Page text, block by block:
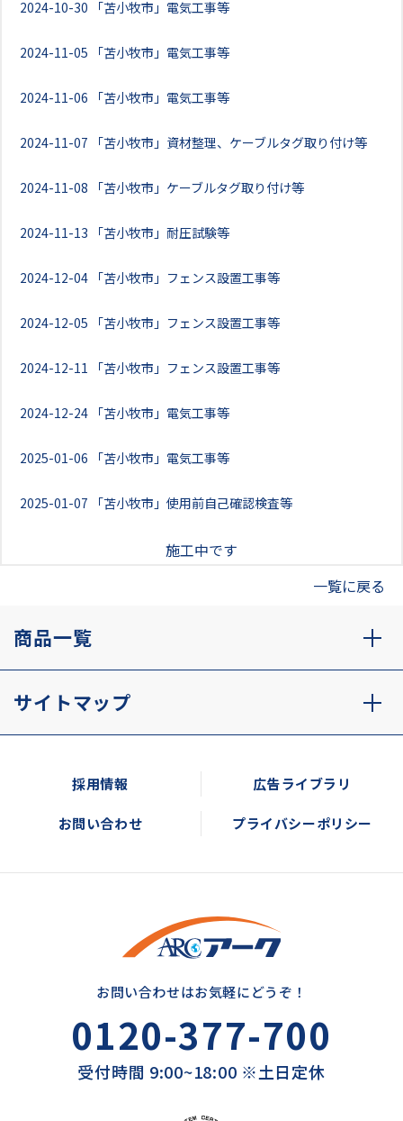
2024-10-30 「苫小牧市」電気工事等
2024-11-05 「苫小牧市」電気工事等
2024-11-06 「苫小牧市」電気工事等
2024-11-07 「苫小牧市」資材整理、ケーブルタグ取り付け等
2024-11-08 「苫小牧市」ケーブルタグ取り付け等
2024-11-13 「苫小牧市」耐圧試験等
2024-12-04 「苫小牧市」フェンス設置工事等
2024-12-05 「苫小牧市」フェンス設置工事等
2024-12-11 「苫小牧市」フェンス設置工事等
2024-12-24 「苫小牧市」電気工事等
2025-01-06 「苫小牧市」電気工事等
2025-01-07 「苫小牧市」使用前自己確認検査等
施工中です
一覧に戻る
商品一覧
サイトマップ
採用情報 広告ライブラリ
お問い合わせ プライバシーポリシー
お問い合わせはお気軽にどうぞ！
0120-377-700
受付時間 9:00~18:00 ※土日定休